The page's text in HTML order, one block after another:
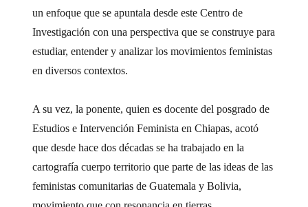
un enfoque que se apuntala desde este Centro de
Investigación con una perspectiva que se construye para
estudiar, entender y analizar los movimientos feministas
en diversos contextos.
A su vez, la ponente, quien es docente del posgrado de
Estudios e Intervención Feminista en Chiapas, acotó
que desde hace dos décadas se ha trabajado en la
cartografía cuerpo territorio que parte de las ideas de las
feministas comunitarias de Guatemala y Bolivia,